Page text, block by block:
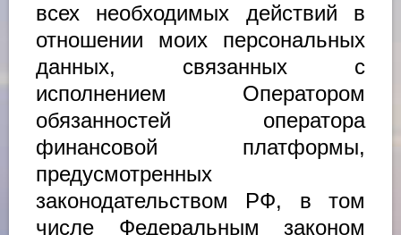
всех необходимых действий в
отношении моих персональных
данных, связанных с
исполнением Оператором
обязанностей оператора
финансовой платформы,
предусмотренных
законодательством РФ, в том
числе Федеральным законом